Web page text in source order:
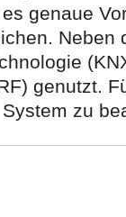
genaue
Neben
genutzt.
zu